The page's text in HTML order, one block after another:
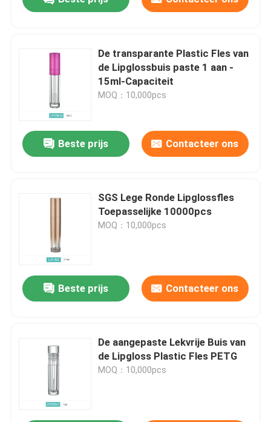
De transparante Plastic Fles van
de Lipglossbuis paste 1 aan -
15ml-Capaciteit
MOQ：10,000pcs
Beste prijs Contacteer ons
SGS Lege Ronde Lipglossfles
Toepasselijke 10000pcs
MOQ：10,000pcs
Beste prijs Contacteer ons
De aangepaste Lekvrije Buis van
de Lipgloss Plastic Fles PETG
MOQ：10,000pcs